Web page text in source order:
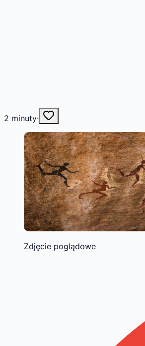
2 minuty·
Zdjęcie poglądowe